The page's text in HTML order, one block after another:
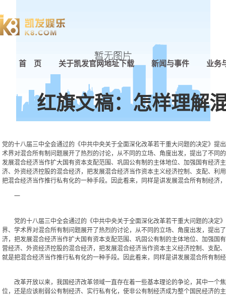
首 页 关于凯发官网地址下载 新闻与事件 业务
红旗文稿：怎样理解
党的十八届三中全会通过的《中共中央关于全面深化改革若干重大问题的决定》提
术界对混合所有制问题展开了热烈的讨论，从不同的立场、角度出发，提出了不
发展混合经济当作扩大国有资本支配范围、巩固公有制的主体地位、加强国有经
济、外资经济控股的混合经济，把发展混合经济当作资本主义经济控制、支配、
把混合经济当作推行私有化的一种手段。因此看来，同样是讲发展混合所有制经济
一
党的十八届三中全会通过的《中共中央关于全面深化改革若干重大问题的决定》
界、学术界对混合所有制问题展开了热烈的讨论，从不同的立场、角度出发，提
济，把发展混合经济当作扩大国有资本支配范围、巩固公有制的主体地位、加强
营经济、外资经济控股的混合经济，把发展混合经济当作资本主义经济控制、支
就是把混合经济当作推行私有化的一种手段。因此看来，同样是讲发展混合所有制
改革开放以来，我国经济改革领域一直存在着一些基本理论的争论，其中一个
位，还是应该削弱公有制经济、实行私有化，使非公有制经济成为整个国民经济的